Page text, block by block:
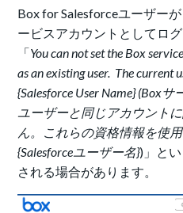
Box for Salesforceユーザー
ービスアカウントとしてロ
「You can not set the Box
as an existing user. The current
{Salesforce User Name} (Box
ユーザーと同じアカウント
ん。これらの資格情報を使
{Salesforceユーザー名})」と
される場合があります。